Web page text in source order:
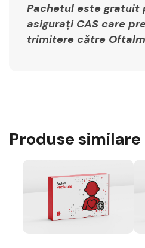
Pachetul este gratuit
asigurați CAS care
trimitere către
Produse similare